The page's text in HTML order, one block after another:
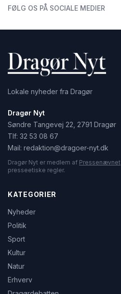
FØLG OS PÅ SOCIALE MEDIER
Lokale nyheder fra Dragør
Dragør Nyt
Søndre Tangevej 22, 2791 Dragør
Tlf: 32 53 08 67
Mail: redaktion@dragoer-nyt.dk
Dragør Nyt er medlem af Pressenævnet
presseetiske regler.
KATEGORIER
Nyheder
Politik
Sport
Kultur
Natur
Erhverv